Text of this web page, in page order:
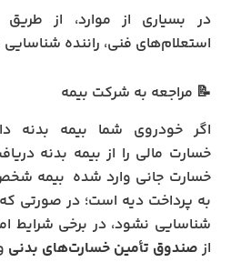
در بسیاری از موارد، از طریق
استعلام‌های فنی، راننده
📝 مراجعه به شرکت بیمه
اگر خودروی شما بیمه بدنه
خسارت مالی را از بیمه بدنه
خسارت جانی وارد شده بیمه
به پرداخت دیه است؛ در صورتی
شناسایی نشود، در برخی شرایط
از صندوق تأمین خسارت‌های بدنی